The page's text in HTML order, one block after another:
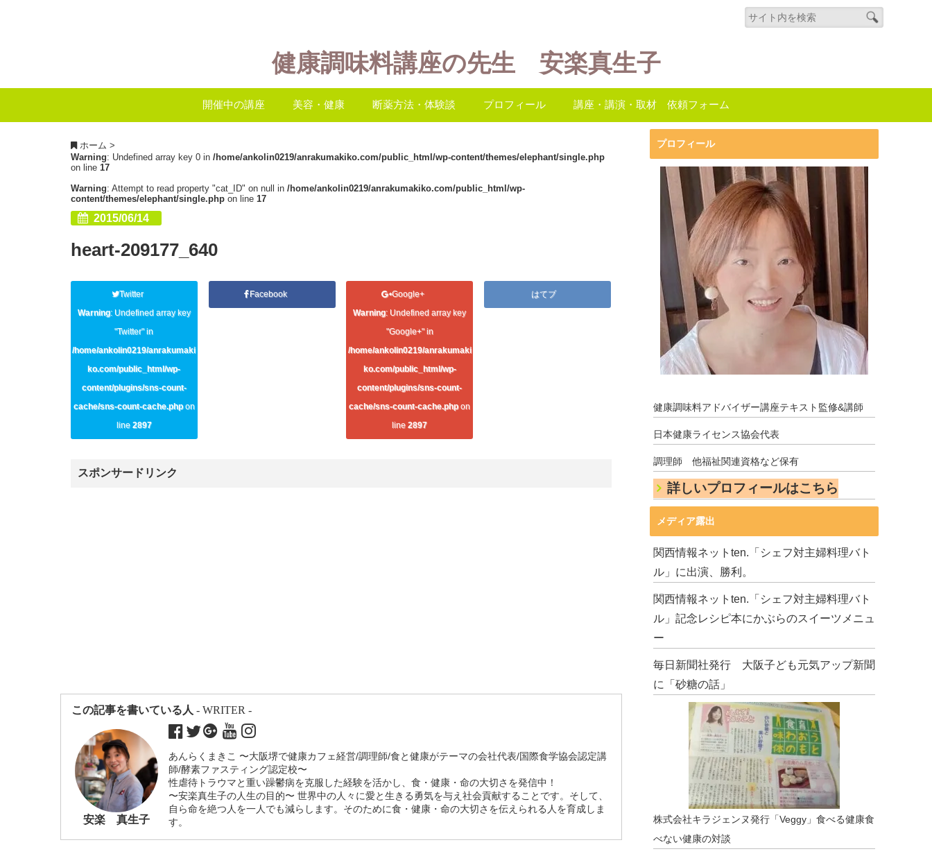
健康調味料講座の先生 安楽真生子
開催中の講座 美容・健康 断薬方法・体験談 プロフィール 講座・講演・取材 依頼フォーム
ホーム >
Warning: Undefined array key 0 in /home/ankolin0219/anrakumakiko.com/public_html/wp-content/themes/elephant/single.php
on line 17
Warning: Attempt to read property "cat_ID" on null in /home/ankolin0219/anrakumakiko.com/public_html/wp-
content/themes/elephant/single.php on line 17
2015/06/14
heart-209177_640
Twitter
Warning: Undefined array key
"Twitter" in
/home/ankolin0219/anrakumaki
ko.com/public_html/wp-
content/plugins/sns-count-
cache/sns-count-cache.phpon
line 2897
Facebook
Google+
Warning: Undefined array key
"Google+" in
/home/ankolin0219/anrakumaki
ko.com/public_html/wp-
content/plugins/sns-count-
cache/sns-count-cache.phpon
line2897
はてブ
スポンサードリンク
この記事を書いている人 - WRITER -
あんらくまきこ 〜大阪堺で健康カフェ経営/調理師/食と健康がテーマの会社代表/国際食学協会認定講
師/酵素ファスティング認定校〜
性虐待トラウマと重い躁鬱病を克服した経験を活かし、食・健康・命の大切さを発信中！
〜安楽真生子の人生の目的〜 世界中の人々に愛と生きる勇気を与え社会貢献することです。そして、
自ら命を絶つ人を一人でも減らします。そのために食・健康・命の大切さを伝えられる人を育成しま
す。
安楽 真生子
プロフィール
健康調味料アドバイザー講座テキスト監修&講師
日本健康ライセンス協会代表
調理師 他福祉関連資格など保有
詳しいプロフィールはこちら
メディア露出
関西情報ネットten.「シェフ対主婦料理バト
ル」に出演、勝利。
関西情報ネットten.「シェフ対主婦料理バト
ル」記念レシピ本にかぶらのスイーツメニュ
ー
毎日新聞社発行 大阪子ども元気アップ新聞
に「砂糖の話」
株式会社キラジェンヌ発行「Veggy」食べる健康食
べない健康の対談